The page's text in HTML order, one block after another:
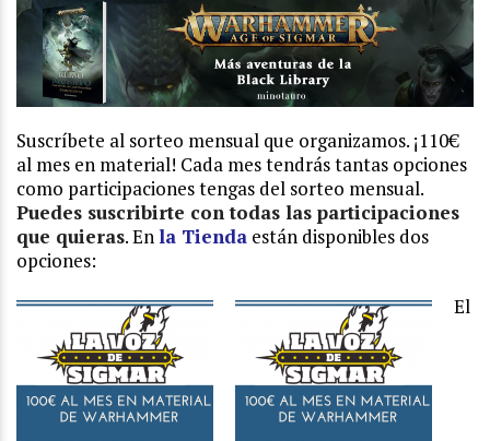
Suscríbete al sorteo mensual que organizamos. ¡110€
al mes en material! Cada mes tendrás tantas opciones
como participaciones tengas del sorteo mensual.
Puedes suscribirte con todas las participaciones
que quieras. Enla Tienda están disponibles dos
opciones:
El